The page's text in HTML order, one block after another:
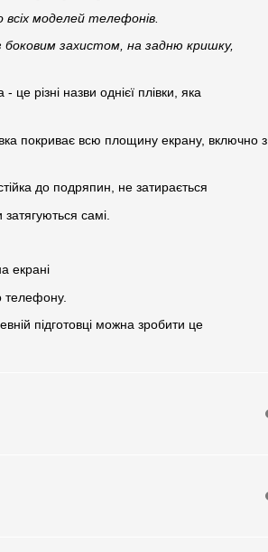
всіх моделей телефонів.
боковим захистом, на задню кришку,
це різні назви однієї плівки, яка
покриває всю площину екрану, включно з
до подряпин, не затирається
самі.
екрані
телефону.
підготовці можна зробити це